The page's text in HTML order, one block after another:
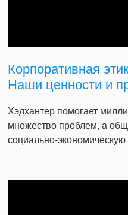
Корпоративная
Наши ценности и
Хэдхантер помогает
множество проблем, а
социально-